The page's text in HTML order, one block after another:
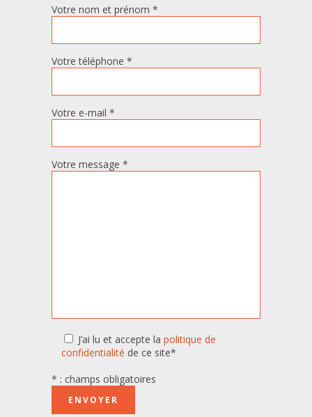
Votre nom et prénom *
Votre téléphone *
Votre e-mail *
Votre message *
J’ai lu et accepte la politique de
confidentialité de ce site*
* : champs obligatoires